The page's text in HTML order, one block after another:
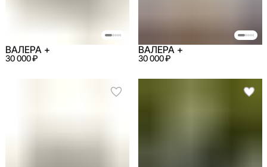
30 000 ₽
ВАЛЕРА +
30 000 ₽
ВАЛЕРА +